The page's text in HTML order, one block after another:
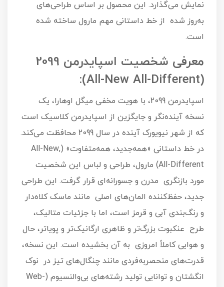
نمایش می‌گذارد. این محصول بر اساس طراحی‌های
به‌روز شده از خط داستانی مهم مارول ساخته شده
است.
معرفی شخصیت اسپایدرمن 2099
(All-New All-Different):
اسپایدرمن 2099، با هویت مخفی میگل اوهارا، یک
نسخه آینده‌نگر و جایگزین از اسپایدرمن کلاسیک است
که از شهر نیویورک آینده در سال 2099 محافظت می‌کند.
در خط داستانی «همه‌جدید، همه‌متفاوت» (All-New,
All-Different) مارول، طراحی و لباس این شخصیت
مورد بازنگری مدرن و جسورانه‌ای قرار گرفت. این طراحی
جدید، حفظ‌کننده المان‌های اصلی مانند ماسک کلاه‌دار
و رنگ‌بندی آبی و قرمز است، اما با جزئیات متالیک،
طرح عنکبوت بزرگ‌تر و ظاهری ارگانیک‌تر و پویاتر، حال
و هوایی کاملاً امروزی به آن بخشیده است. این نسخه،
قدرت‌های منحصربه‌فردی مانند چنگال‌های تیز در نوک
انگشتان و توانایی تولید رشته‌های بی‌والنسیوم (Web-